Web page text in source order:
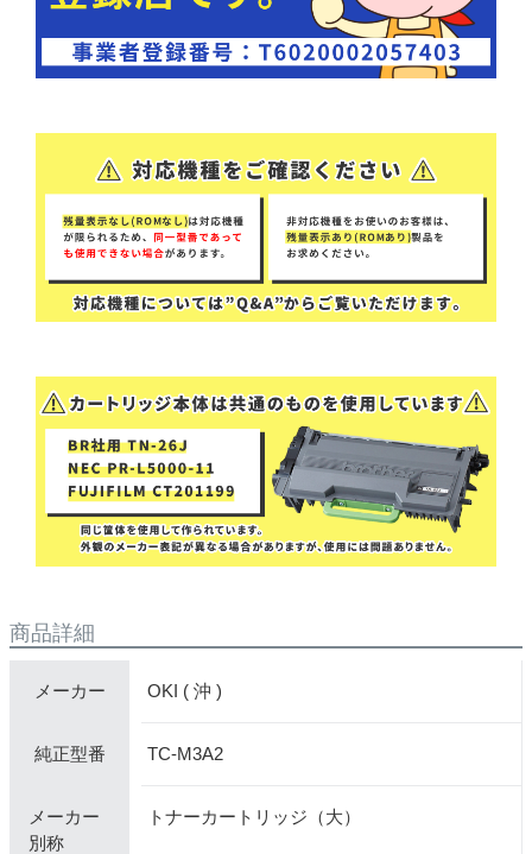
商品詳細
メーカー OKI ( 沖 )
純正型番 TC-M3A2
メーカー
別称
トナーカートリッジ（大）